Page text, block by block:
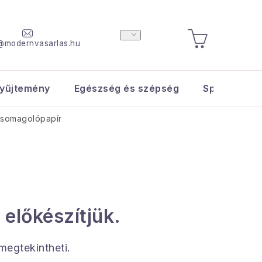
KOSÁR
Egészség és szépség Sport és